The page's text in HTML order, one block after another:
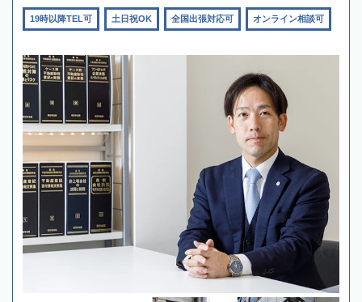
19時以降TEL可 土日祝OK 全国出張対応可 オンライン相談可